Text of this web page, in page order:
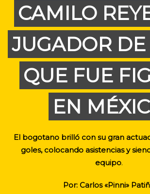
CAMILO
JUGADOR
QUE FUE
EN
El bogotano brilló con su gran
goles, colocando asistencias y
equipo.
Por: Carlos «Pinni»